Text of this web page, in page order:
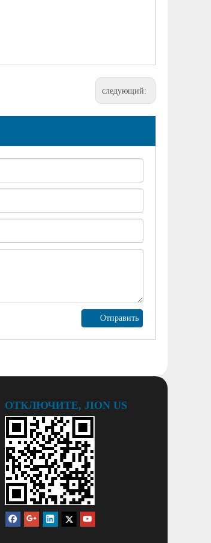
следующий:
Отправить
ОТКЛЮЧИТЕ, JION US